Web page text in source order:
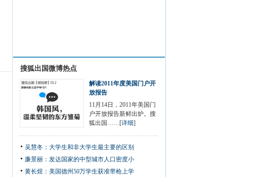
搜狐出国微博热点
解读2011年度美国门户开
放报告
11月14日，2011年美国门
户开放报告新鲜出炉。搜
狐出国……[详细]
吴慧冬：大学生和非大学生最主要的区别
廉景丽：发达国家的中型城市人口密度小
黄长煜：美国德州50万学生获准带枪上学